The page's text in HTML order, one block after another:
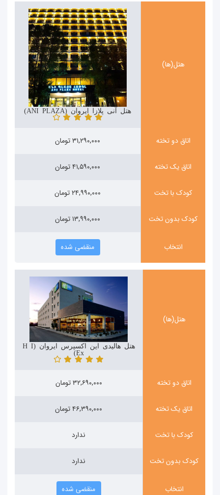
هتل(ها)
هتل آنی پلازا ایروان (ANI PLAZA)
اتاق دو تخته ۳۱,۲۹۰,۰۰۰ تومان
اتاق یک تخته ۴۱,۵۹۰,۰۰۰ تومان
کودک با تخت ۲۴,۹۹۰,۰۰۰ تومان
کودک بدون تخت ۱۳,۹۹۰,۰۰۰ تومان
انتخاب منقضی شده
هتل(ها)
هتل هالیدی این اکسپرس ایروان (Holiday Inn
Express)
اتاق دو تخته ۳۲,۶۹۰,۰۰۰ تومان
اتاق یک تخته ۴۶,۳۹۰,۰۰۰ تومان
کودک با تخت ندارد
کودک بدون تخت ندارد
انتخاب منقضی شده